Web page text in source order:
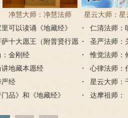
净慧大师：净慧法师
《楞严经》浅译
星云大师：星
《心经
可以读诵《地藏经》
仁清法师：
十大愿王（附普贤行愿
圣严法师：
金刚经
惟觉法师：
地藏本愿经
心律法师：
严经
星云大师：
品》和《地藏经》
达摩祖师：